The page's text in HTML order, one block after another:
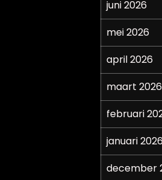
juni 2026
mei 2026
april 2026
maart 2026
februari
januari
december